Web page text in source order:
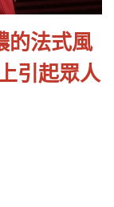
的法式風
引起眾人